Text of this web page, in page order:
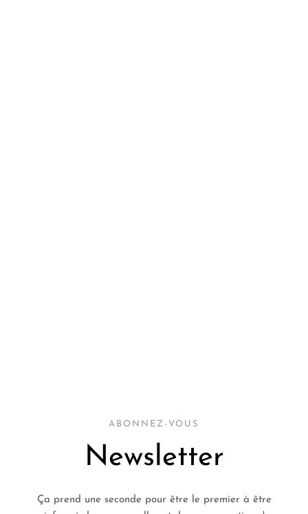
ABONNEZ-VOUS
Newsletter
Ça prend une seconde pour être le premier à être